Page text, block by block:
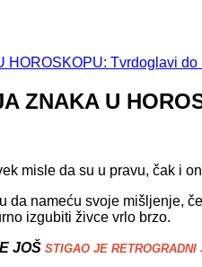
ZNAKA U
misle da su u pravu, čak i
da nameću svoje mišljenje,
izgubiti živce vrlo brzo.
JOŠ STIGAO JE